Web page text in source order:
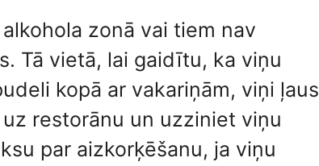
zonā vai tiem nav
Tā vietā, lai gaidītu, ka viņu
kopā ar vakariņām, viņi ļaus
restorānu un uzziniet viņu
par aizkorķēšanu, ja viņu